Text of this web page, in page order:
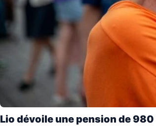
Lio dévoile une pension de